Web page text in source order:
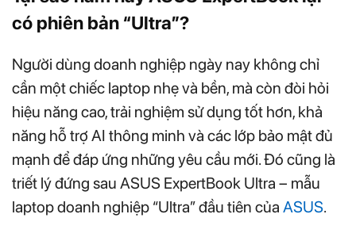
có phiên bản “Ultra”?
Người dùng doanh nghiệp ngày nay không chỉ
cần một chiếc laptop nhẹ và bền, mà còn đòi hỏi
hiệu năng cao, trải nghiệm sử dụng tốt hơn, khả
năng hỗ trợ AI thông minh và các lớp bảo mật đủ
mạnh để đáp ứng những yêu cầu mới. Đó cũng là
triết lý đứng sau ASUS ExpertBook Ultra – mẫu
laptop doanh nghiệp “Ultra” đầu tiên của ASUS.